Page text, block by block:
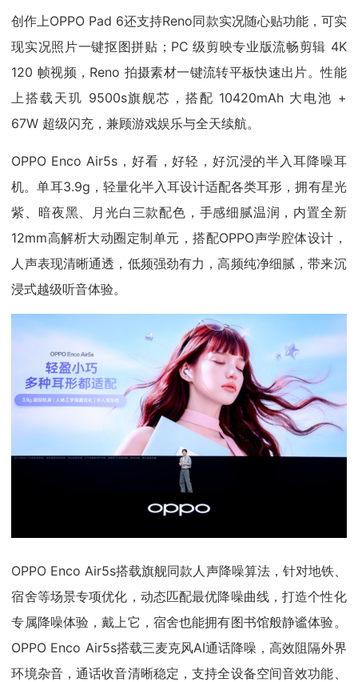
创作上OPPO Pad 6还支持Reno同款实况随心贴功能，可实
现实况照片一键抠图拼贴；PC 级剪映专业版流畅剪辑 4K
120 帧视频，Reno 拍摄素材一键流转平板快速出片。性能
上搭载天玑 9500s旗舰芯，搭配 10420mAh 大电池 +
67W 超级闪充，兼顾游戏娱乐与全天续航。
OPPO Enco Air5s，好看，好轻，好沉浸的半入耳降噪耳
机。单耳3.9g，轻量化半入耳设计适配各类耳形，拥有星光
紫、暗夜黑、月光白三款配色，手感细腻温润，内置全新
12mm高解析大动圈定制单元，搭配OPPO声学腔体设计，
人声表现清晰通透，低频强劲有力，高频纯净细腻，带来沉
浸式越级听音体验。
OPPO Enco Air5s搭载旗舰同款人声降噪算法，针对地铁、
宿舍等场景专项优化，动态匹配最优降噪曲线，打造个性化
专属降噪体验，戴上它，宿舍也能拥有图书馆般静谧体验。
OPPO Enco Air5s搭载三麦克风AI通话降噪，高效阻隔外界
环境杂音，通话收音清晰稳定，支持全设备空间音效功能、